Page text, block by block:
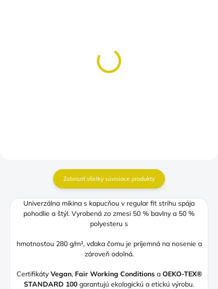
Zobraziť všetky súvisiace produkty
Univerzálna mikina s kapucňou v regular fit strihu spája
pohodlie a štýl. Vyrobená zo zmesi 50 % bavlny a 50 %
polyesteru s
hmotnosťou 280 g/m², vďaka čomu je príjemná na nosenie a
zároveň odolná.
Certifikáty Vegan, Fair Working Conditionsa OEKO-TEX®
STANDARD 100 garantujú ekologickú a etickú výrobu.